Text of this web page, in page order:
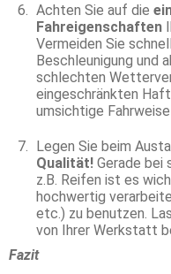
Achten Sie auf die
Fahreigenschaften
Vermeiden Sie
Beschleunigung und
schlechten
eingeschränkten
umsichtige
Legen Sie beim
Qualität! Gerade bei
z.B. Reifen ist es
hochwertig
etc.) zu benutzen.
von Ihrer Werkstatt
Fazit